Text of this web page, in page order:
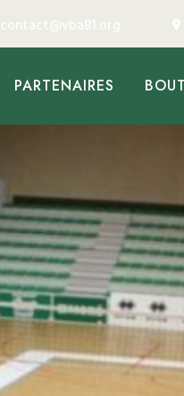
contact@vba81.org
PARTENAIRES